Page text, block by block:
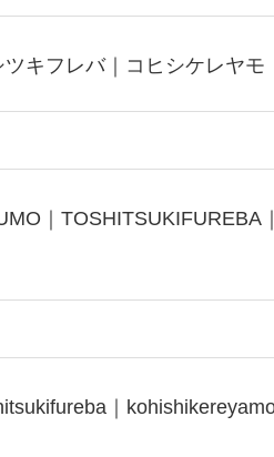
キフレバ｜コヒシケレヤモ
｜TOSHITSUKIFUREBA｜
｜